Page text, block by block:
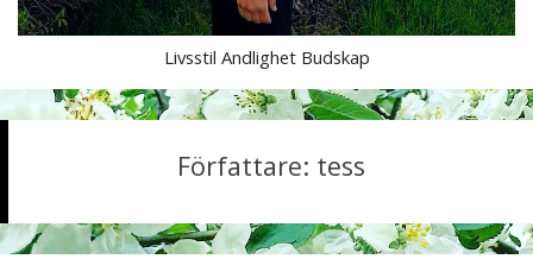
T
s
Livsstil Andlighet Budskap
Författare: tess